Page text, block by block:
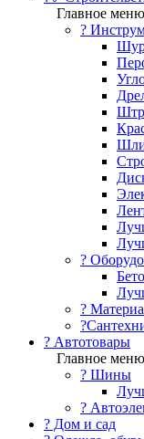
Главное меню
?️
?️
?
? Автотовары
Главное меню
? Шины
?
? Дом и сад